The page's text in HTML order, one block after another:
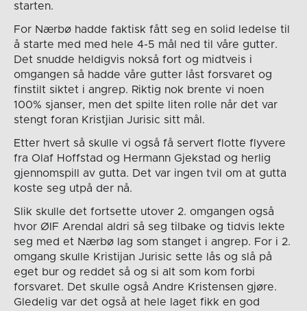
starten.
For Nærbø hadde faktisk fått seg en solid ledelse til
å starte med med hele 4-5 mål ned til våre gutter.
Det snudde heldigvis nokså fort og midtveis i
omgangen så hadde våre gutter låst forsvaret og
finstilt siktet i angrep. Riktig nok brente vi noen
100% sjanser, men det spilte liten rolle når det var
stengt foran Kristjian Jurisic sitt mål.
Etter hvert så skulle vi også få servert flotte flyvere
fra Olaf Hoffstad og Hermann Gjekstad og herlig
gjennomspill av gutta. Det var ingen tvil om at gutta
koste seg utpå der nå.
Slik skulle det fortsette utover 2. omgangen også
hvor ØIF Arendal aldri så seg tilbake og tidvis lekte
seg med et Nærbø lag som stanget i angrep. For i 2.
omgang skulle Kristijan Jurisic sette lås og slå på
eget bur og reddet så og si alt som kom forbi
forsvaret. Det skulle også Andre Kristensen gjøre.
Gledelig var det også at hele laget fikk en god